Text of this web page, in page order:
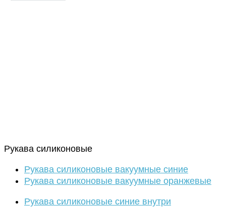
Рукава силиконовые
Рукава силиконовые вакуумные синие
Рукава силиконовые вакуумные оранжевые
Рукава силиконовые синие внутри